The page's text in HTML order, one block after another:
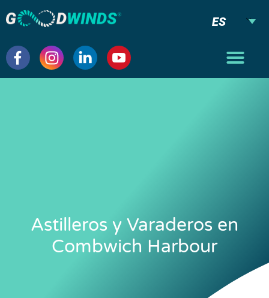
ES
Astilleros y Varaderos en
Combwich Harbour